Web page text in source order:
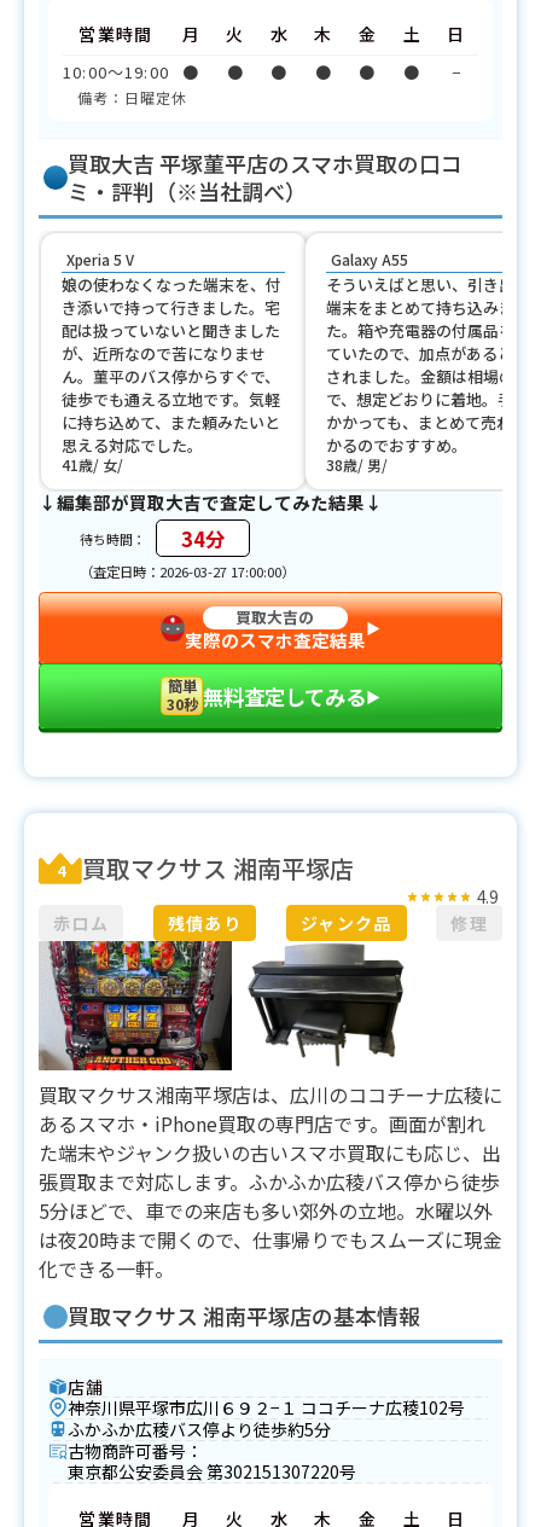
営業時間
10:00〜19:00
月
●
火
●
水
●
木
●
金
●
土
●
日
−
備考：日曜定休
買取大吉 平塚菫平店のスマホ買取の口コ
ミ・評判（※当社調べ）
Xperia 5 V
娘の使わなくなった端末を、付
き添いで持って行きました。宅
配は扱っていないと聞きました
が、近所なので苦になりませ
ん。菫平のバス停からすぐで、
徒歩でも通える立地です。気軽
に持ち込めて、また頼みたいと
思える対応でした。
41歳 女
Galaxy A55
そういえばと思い、引き出し
端末をまとめて持ち込みまし
た。箱や充電器の付属品を揃
ていたので、加点があると説
されました。金額は相場の範
で、想定どおりに着地。手間
かかっても、まとめて売れて
かるのでおすすめ。
38歳 男
↓編集部が買取大吉で査定してみた結果↓
待ち時間： 34分
（査定日時：2026-03-27 17:00:00）
買取大吉の
実際のスマホ査定結果▶︎
簡単
30秒 無料査定してみる▶︎
4 買取マクサス 湘南平塚店
赤ロム 残債あり ジャンク品 修理
4.9
買取マクサス湘南平塚店は、広川のココチーナ広稜に
あるスマホ・iPhone買取の専門店です。画面が割れ
た端末やジャンク扱いの古いスマホ買取にも応じ、出
張買取まで対応します。ふかふか広稜バス停から徒歩
5分ほどで、車での来店も多い郊外の立地。水曜以外
は夜20時まで開くので、仕事帰りでもスムーズに現金
化できる一軒。
買取マクサス 湘南平塚店の基本情報
店舗
神奈川県平塚市広川６９２−１ ココチーナ広稜102号
ふかふか広稜バス停より徒歩約5分
古物商許可番号：
東京都公安委員会 第302151307220号
営業時間
月 火 水 木 金 土 日